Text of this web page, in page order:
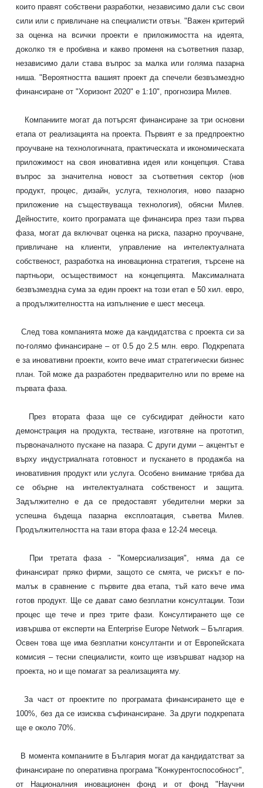
които правят собствени разработки, независимо дали със свои
сили или с привличане на специалисти отвън. "Важен критерий
за оценка на всички проекти е приложимостта на идеята,
доколко тя е пробивна и какво променя на съответния пазар,
независимо дали става въпрос за малка или голяма пазарна
ниша. "Вероятността вашият проект да спечели безвъзмездно
финансиране от "Хоризонт 2020" е 1:10", прогнозира Милев.
Компаниите могат да потърсят финансиране за три основни
етапа от реализацията на проекта. Първият е за предпроектно
проучване на технологичната, практическата и икономическата
приложимост на своя иновативна идея или концепция. Става
въпрос за значителна новост за съответния сектор (нов
продукт, процес, дизайн, услуга, технология, ново пазарно
приложение на съществуваща технология), обясни Милев.
Дейностите, които програмата ще финансира през тази първа
фаза, могат да включват оценка на риска, пазарно проучване,
привличане на клиенти, управление на интелектуалната
собственост, разработка на иновационна стратегия, търсене на
партньори, осъществимост на концепцията. Максималната
безвъзмездна сума за един проект на този етап е 50 хил. евро,
а продължителността на изпълнение е шест месеца.
След това компанията може да кандидатства с проекта си за
по-голямо финансиране – от 0.5 до 2.5 млн. евро. Подкрепата
е за иновативни проекти, които вече имат стратегически бизнес
план. Той може да разработен предварително или по време на
първата фаза.
През втората фаза ще се субсидират дейности като
демонстрация на продукта, тестване, изготвяне на прототип,
първоначалното пускане на пазара. С други думи – акцентът е
върху индустриалната готовност и пускането в продажба на
иновативния продукт или услуга. Особено внимание трябва да
се обърне на интелектуалната собственост и защита.
Задължително е да се предоставят убедителни мерки за
успешна бъдеща пазарна експлоатация, съветва Милев.
Продължителността на тази втора фаза е 12-24 месеца.
При третата фаза - "Комерсиализация", няма да се
финансират пряко фирми, защото се смята, че рискът е по-
малък в сравнение с първите два етапа, тъй като вече има
готов продукт. Ще се дават само безплатни консултации.
Този
процес ще тече и през трите фази. Консултирането ще се
извършва от експерти на Enterprise Europe Network – България.
Освен това ще има безплатни консултанти и от Европейската
комисия – тесни специалисти, които ще извършват надзор на
проекта, но и ще помагат за реализацията му.
За част от проектите по програмата финансирането ще е
100%, без да се изисква съфинансиране. За други подкрепата
ще е около 70%.
В момента компаниите в България могат да кандидатстват за
финансиране по оперативна програма "Конкурентоспособност",
от Националния иновационен фонд и от фонд "Научни